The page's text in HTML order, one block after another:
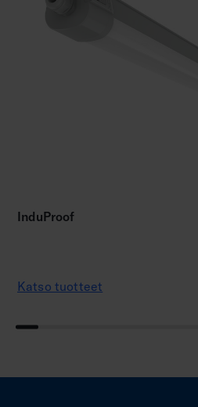
InduProof
Katso tuotteet